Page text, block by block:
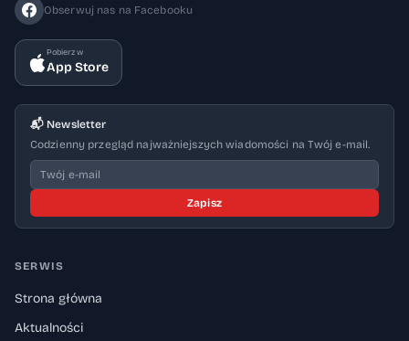
Obserwuj nas na Facebooku
Pobierz w
App Store
📬 Newsletter
Codzienny przegląd najważniejszych wiadomości na Twój e-mail.
Zapisz
SERWIS
Strona główna
Aktualności